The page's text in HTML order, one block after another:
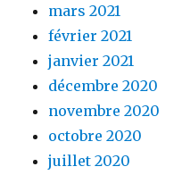
mars 2021
février 2021
janvier 2021
décembre 2020
novembre 2020
octobre 2020
juillet 2020